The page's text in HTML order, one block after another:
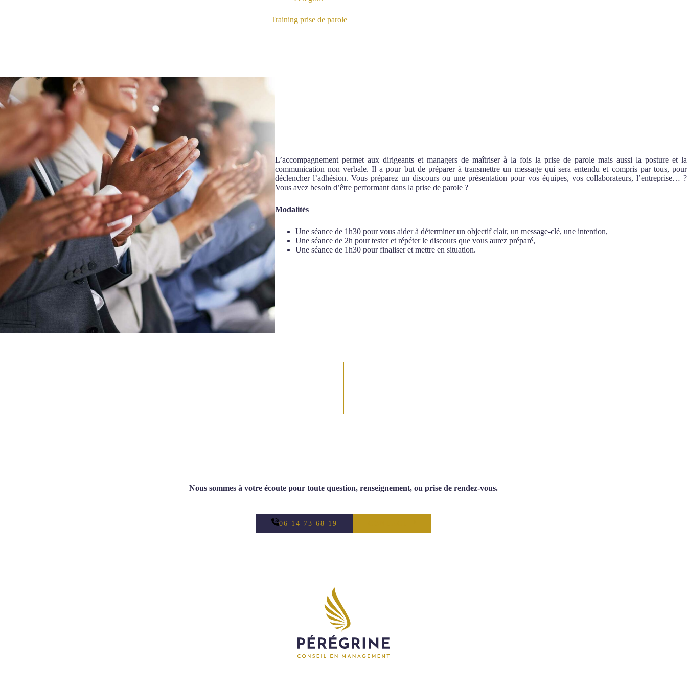
Training prise de parole
L’accompagnement permet aux dirigeants et managers de maîtriser à la fois la prise de parole mais aussi la posture et la
communication non verbale. Il a pour but de préparer à transmettre un message qui sera entendu et compris par tous, pour
déclencher l’adhésion. Vous préparez un discours ou une présentation pour vos équipes, vos collaborateurs, l’entreprise… ?
Vous avez besoin d’être performant dans la prise de parole ?
Modalités
Une séance de 1h30 pour vous aider à déterminer un objectif clair, un message-clé, une intention,
Une séance de 2h pour tester et répéter le discours que vous aurez préparé,
Une séance de 1h30 pour finaliser et mettre en situation.
Nous sommes à votre écoute pour toute question, renseignement, ou prise de rendez-vous.
06 14 73 68 19